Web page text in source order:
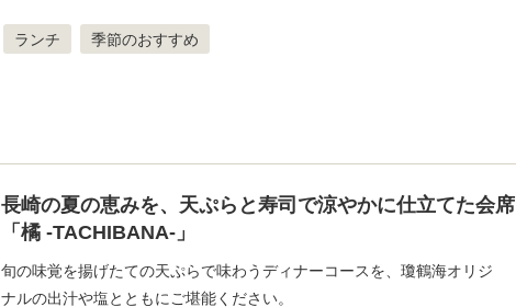
ランチ 季節のおすすめ
長崎の夏の恵みを、天ぷらと寿司で涼やかに仕立てた会席
「橘 -TACHIBANA-」
旬の味覚を揚げたての天ぷらで味わうディナーコースを、瓊鶴海オリジ
ナルの出汁や塩とともにご堪能ください。